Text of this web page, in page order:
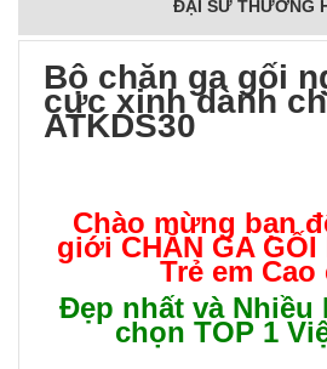
ĐẠI SỨ THƯƠNG
Bộ chăn ga gối
cực xinh dành
ATKDS30
Chào mừng bạn
giới CHĂN GA GỐI
Trẻ em Cao
Đẹp nhất và Nhiều
chọn TOP 1